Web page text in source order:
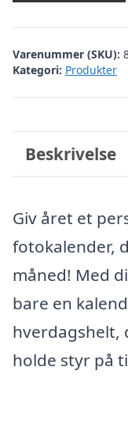
Varenummer (SKU):
Kategori: Produkter
Beskrivelse
Giv året et
fotokalender,
måned! Med
bare en
hverdagshelt,
holde styr på